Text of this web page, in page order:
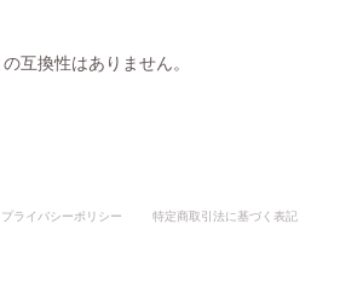
互換性はありません。
プライバシーポリシー 特定商取引法に基づく表記